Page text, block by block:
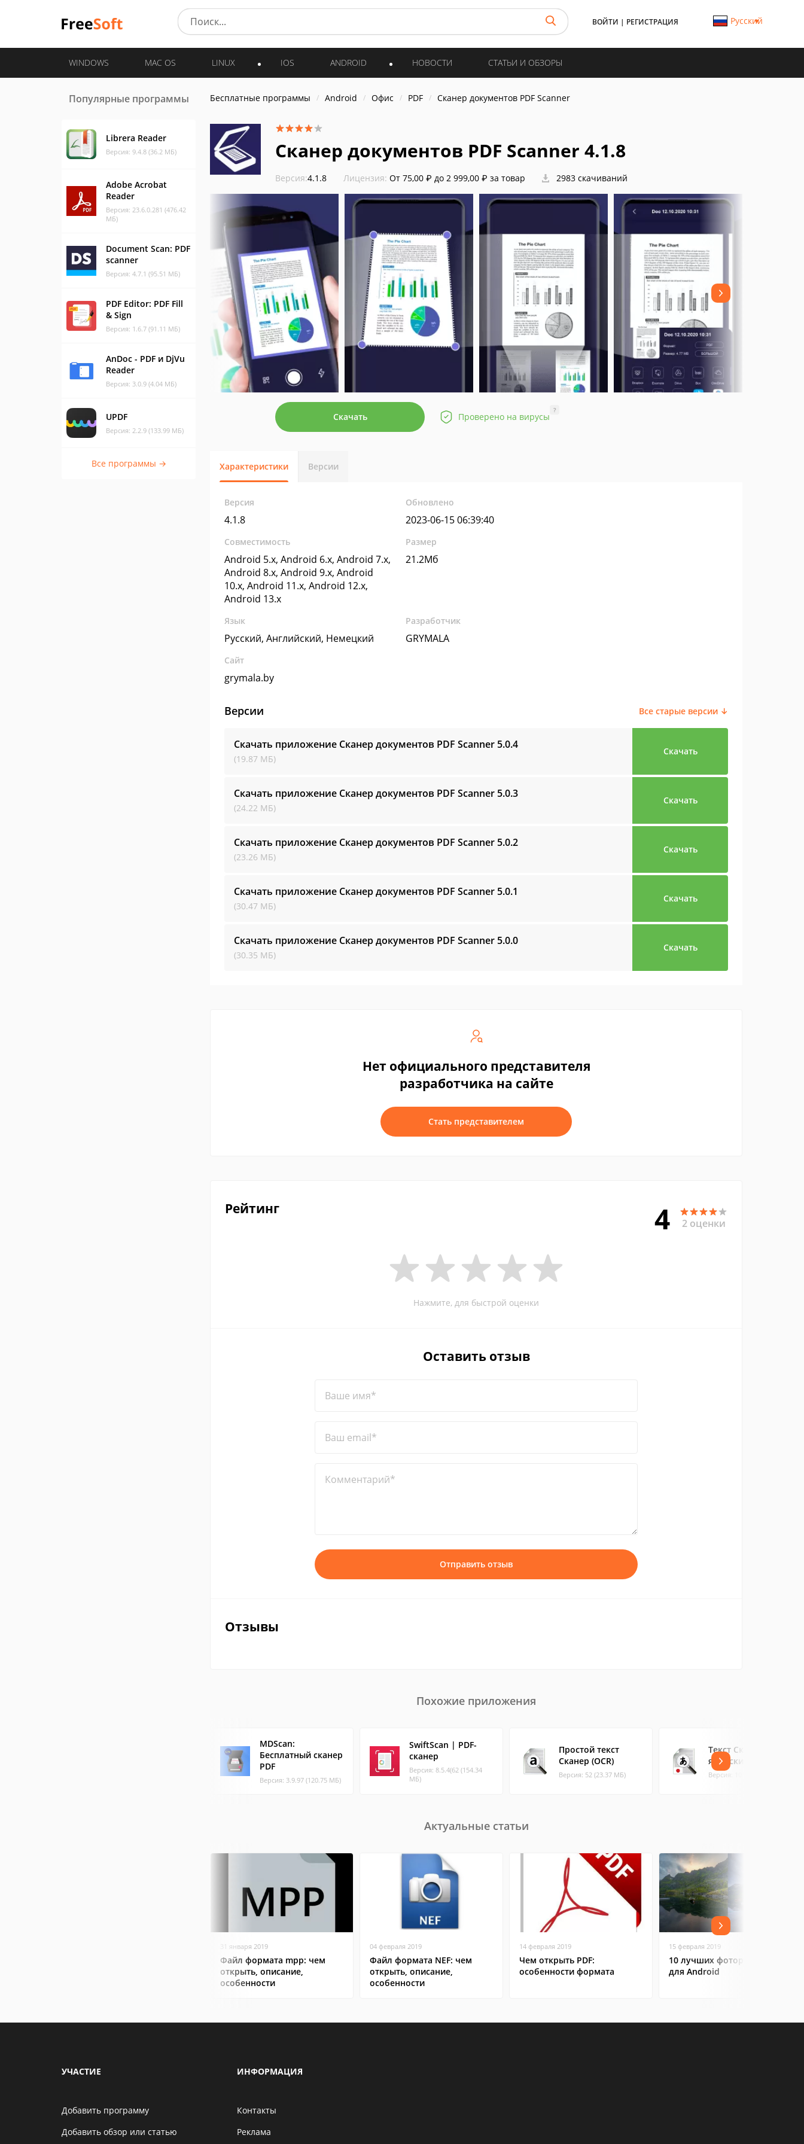
ВОЙТИ | РЕГИСТРАЦИЯ Русский
WINDOWS MAC OS LINUX IOS ANDROID НОВОСТИ СТАТЬИ И ОБЗОРЫ
Популярные программы
Librera Reader
Версия: 9.4.8 (36.2 МБ)
Adobe Acrobat
Reader
Версия: 23.6.0.281 (476.42
МБ)
Document Scan: PDF
scanner
Версия: 4.7.1 (95.51 МБ)
PDF Editor: PDF Fill
& Sign
Версия: 1.6.7 (91.11 МБ)
AnDoc - PDF и DjVu
Reader
Версия: 3.0.9 (4.04 МБ)
UPDF
Версия: 2.2.9 (133.99 МБ)
Все программы →
Бесплатные программы Android Офис PDF Сканер документов PDF Scanner
Сканер документов PDF Scanner 4.1.8
Версия:4.1.8 Лицензия: От 75,00 ₽ до 2 999,00 ₽ за товар 2983 скачиваний
Скачать Проверено на вирусы
?
Характеристики Версии
Версия
4.1.8
Обновлено
2023-06-15 06:39:40
Совместимость
Android 5.x, Android 6.x, Android 7.x,
Android 8.x, Android 9.x, Android
10.x, Android 11.x, Android 12.x,
Android 13.x
Размер
21.2Мб
Язык
Русский, Английский, Немецкий
Разработчик
GRYMALA
Сайт
grymala.by
Версии Все старые версии ↓
Скачать приложение Сканер документов PDF Scanner 5.0.4
(19.87 МБ)
Скачать
Скачать приложение Сканер документов PDF Scanner 5.0.3
(24.22 МБ)
Скачать
Скачать приложение Сканер документов PDF Scanner 5.0.2
(23.26 МБ)
Скачать
Скачать приложение Сканер документов PDF Scanner 5.0.1
(30.47 МБ)
Скачать
Скачать приложение Сканер документов PDF Scanner 5.0.0
(30.35 МБ)
Скачать
Нет официального представителя
разработчика на сайте
Стать представителем
Рейтинг 4 2 оценки
Нажмите, для быстрой оценки
Оставить отзыв
Ваше имя*
Ваш email*
Комментарий*
Отправить отзыв
Отзывы
Похожие приложения
MDScan:
Бесплатный сканер
PDF
Версия: 3.9.97 (120.75 МБ)
SwiftScan | PDF-
сканер
Версия: 8.5.4(62 (154.34
МБ)
Простой текст
Сканер (OCR)
Версия: 52 (23.37 МБ)
Текст Сканер
японский (OCR)
Версия: 10 (27.21 МБ)
Актуальные статьи
31 января 2019
Файл формата mpp: чем
открыть, описание,
особенности
04 февраля 2019
Файл формата NEF: чем
открыть, описание,
особенности
14 февраля 2019
Чем открыть PDF:
особенности формата
15 февраля 2019
10 лучших фоторедакторов
для Android
УЧАСТИЕ
Добавить программу
Добавить обзор или статью
ИНФОРМАЦИЯ
Контакты
Реклама